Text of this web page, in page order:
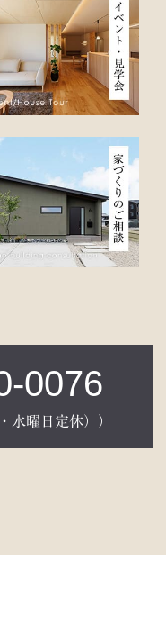
0076
水曜日定休））